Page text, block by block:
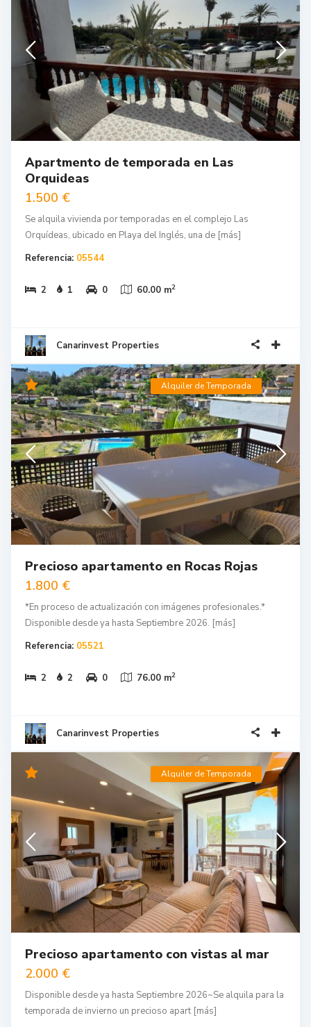
Apartmento de temporada en Las
Orquideas
1.500 €
Se alquila vivienda por temporadas en el complejo Las
Orquídeas, ubicado en Playa del Inglés, una de [más]
Referencia: 05544
2 1 0 60.00 m2
Canarinvest Properties
Alquiler de Temporada
Precioso apartamento en Rocas Rojas
1.800 €
*En proceso de actualización con imágenes profesionales.*
Disponible desde ya hasta Septiembre 2026. [más]
Referencia: 05521
2 2 0 76.00 m2
Canarinvest Properties
Alquiler de Temporada
Precioso apartamento con vistas al mar
2.000 €
Disponible desde ya hasta Septiembre 2026~Se alquila para la
temporada de invierno un precioso apart [más]